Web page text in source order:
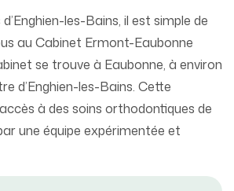
les-Bains, il est simple de
au Cabinet Ermont-Eaubonne
se trouve à Eaubonne, à environ
d’Enghien-les-Bains. Cette
à des soins orthodontiques de
une équipe expérimentée et